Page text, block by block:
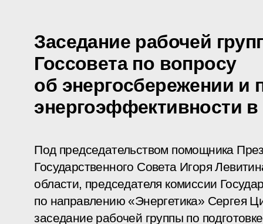
Заседание рабочей
Госсовета по вопросу
об энергосбережении
энергоэффективности
Под председательством помощника
Государственного Совета Игоря
области, председателя комиссии
по направлению «Энергетика» Сергея
заседание рабочей группы по